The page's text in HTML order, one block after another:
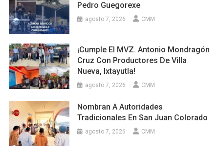
Pedro Guegorexe
agosto 7, 2026 CMM
¡Cumple El MVZ. Antonio Mondragón
Cruz Con Productores De Villa
Nueva, Ixtayutla!
agosto 7, 2026 CMM
Nombran A Autoridades
Tradicionales En San Juan Colorado
agosto 7, 2026 CMM